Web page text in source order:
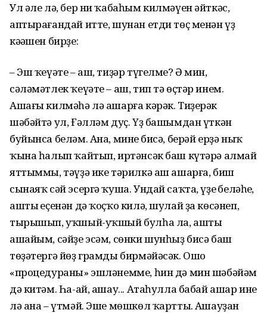
Ул әле лә, бер ни ҡабаһым килмәүен әйткәс,
аптырағандай итте, шунан етди төҫ менән үҙ
кәңәшен бирҙе:
– Эш ҡеүәте – аш, тиҙәр түгелме? Ә мин,
сәләмәтлек ҡеүәте – аш, тип тә өҫтәр инем.
Ашағы килмәһә лә ашарға кәрәк. Тиҙерәк
шәбәйтә ул, Ғәлләм дуҫ. Үҙ башымдан үткән
буйынса беләм. Ана, минең бисә, берәй ерҙә ныҡ
ҡына һалып ҡайтып, иртәнсәк баш күтәрә алмай
яттыммы, тәүҙә ике тәрилкә аш ашарға, биш
сынаяҡ сәй эсергә ҡуша. Ундай саҡта, үҙең беләһең,
аштың еҫенән дә ҡоҫҡо килә, шулай ҙа көсәнеп,
тырышып, уҡшый-уҡшый булһа ла, ашты
ашайым, сәйҙе эсәм, сөнки шунһыҙ бисә баш
төҙәтергә йөҙ грамды бирмәйәсәк. Ошо
«процедураны» эшләнемме, һин дә мин шәбәйәм
дә китәм. Һа-ай, ашау... Атаһулла бабай ашар ине
лә ана – үтмәй. Эше мөшкөл ҡарттың. Ашауҙан